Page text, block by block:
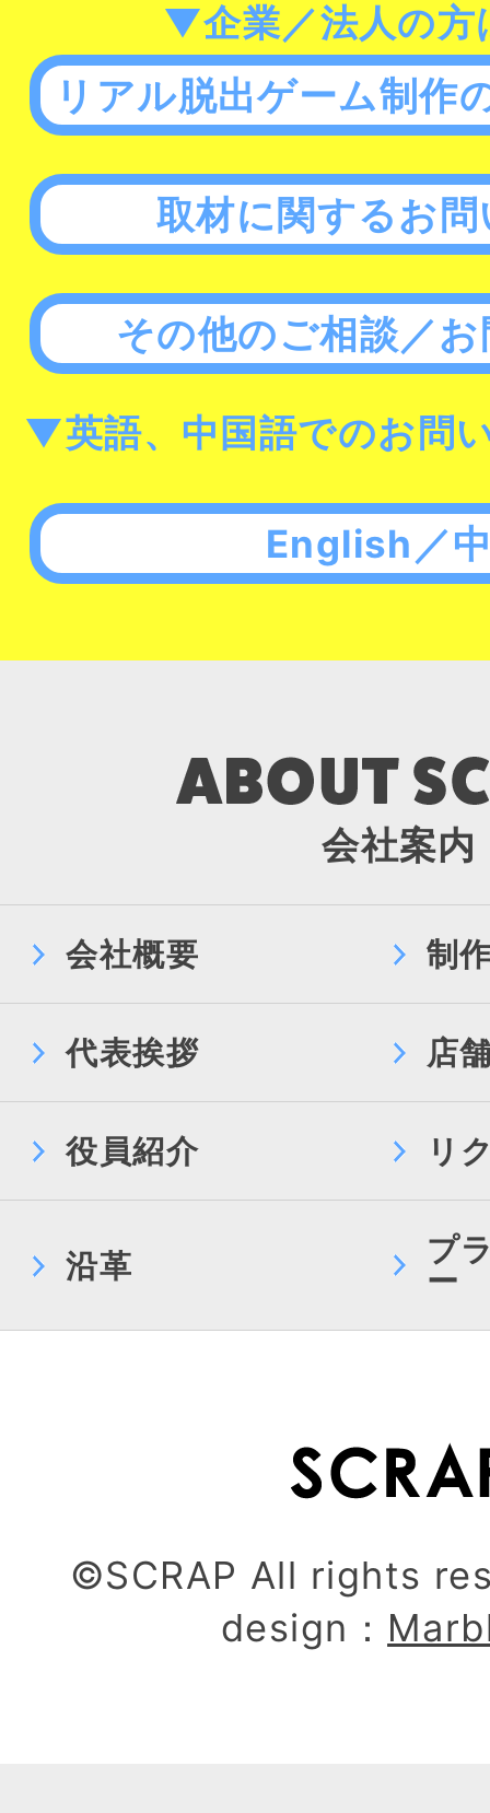
▼企業／法人の方
リアル脱出ゲーム制作
取材に関するお
その他のご相談／
▼英語、中国語でのお問
English／
会社案内
会社概要 制
代表挨拶 店
役員紹介 リ
沿革
プ
ー
©SCRAP All rights
design：